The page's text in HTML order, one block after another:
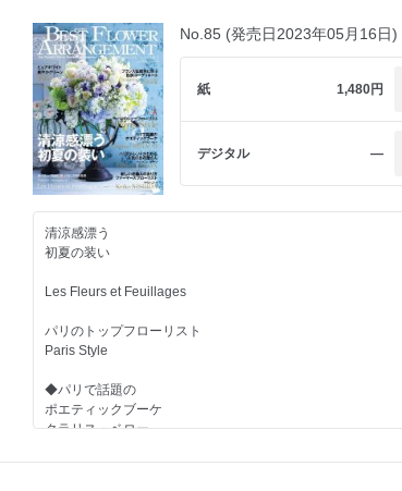
温もり感のあるブーケを煌めくゴールドのベースへ
クリスマスから新年を彩る清楚なウエルカムフラワー
可憐なキャンドルフラワーで特別感のあるイブを演出
ぬくぬく感いっぱいのハートウォーミングリース
大人の雰囲気を醸しだすシックなクリスマスを演出
アンティークな家具に合わせた花たちを装って
優雅でクラシックな花束─絵を描くように色を重ねて
銅製車輪付きの花器を家族みんなが集まる場所に
額中の絵画のようなツリーでクリスマスの思い出を残して
煌めき感とときめき感のホワイトクリスマスリース
清楚なアバランチェで装うロマンティックホワイト
リースアレンジ
ウィンターカラー アレンジセレクション
おしえて！JINBO先生
・スイートピー
・桜
・アネモネ
春色花あしらい
モロッコ王国
マラケシュ伝説のホテル
ラ・マムーニア
パリ
パラスホテルの花飾り
色が語る海外のフラワーアレンジメント
Spring Color Flowers
Fleuriste a la parisienne
花の名品を一堂に展示する展覧会
をオマージュする花
No.85 (発売日2023年05月16日)
紙 1,480円
デジタル ―
清涼感漂う
初夏の装い
Les Fleurs et Feuillages
パリのトップフローリスト
Paris Style
◆パリで話題の
ポエティックブーケ
クラリス・ベロー